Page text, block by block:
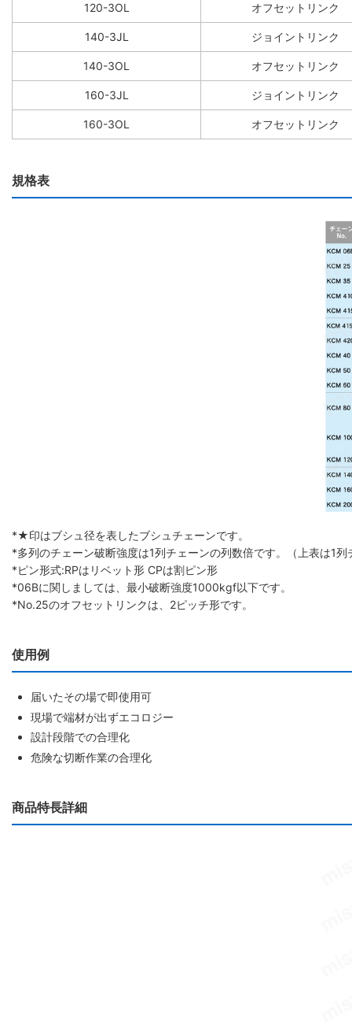
120-3OL オフセットリンク
140-3JL ジョイントリンク
140-3OL オフセットリンク
160-3JL ジョイントリンク
160-3OL オフセットリンク
規格表
*★印はブシュ径を表したブシュチェーンです。
*多列のチェーン破断強度は1列チェーンの列数倍です。（上表は1
*ピン形式:RPはリベット形 CPは割ピン形
*06Bに関しましては、最小破断強度1000kgf以下です。
*No.25のオフセットリンクは、2ピッチ形です。
使用例
届いたその場で即使用可
現場で端材が出ずエコロジー
設計段階での合理化
危険な切断作業の合理化
商品特長詳細